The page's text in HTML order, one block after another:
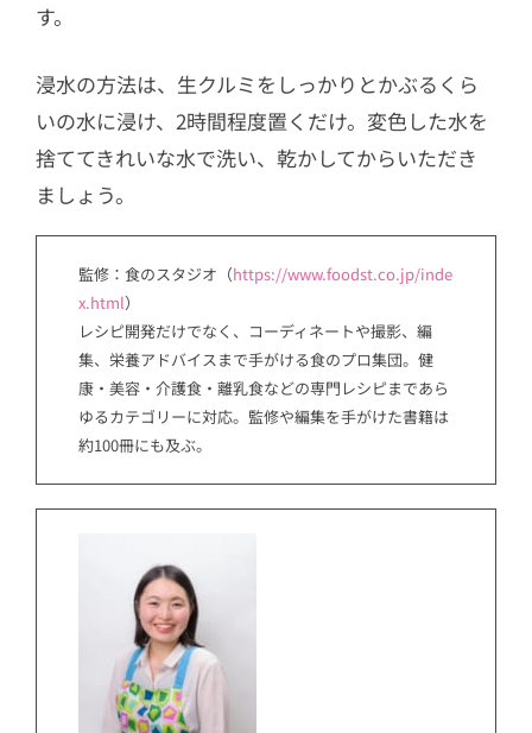
す。
浸水の方法は、生クルミをしっかりとかぶるくら
いの水に浸け、2時間程度置くだけ。変色した水を
捨ててきれいな水で洗い、乾かしてからいただき
ましょう。
監修：食のスタジオ（https://www.foodst.co.jp/inde
x.html）
レシピ開発だけでなく、コーディネートや撮影、編
集、栄養アドバイスまで手がける食のプロ集団。健
康・美容・介護食・離乳食などの専門レシピまであら
ゆるカテゴリーに対応。監修や編集を手がけた書籍は
約100冊にも及ぶ。